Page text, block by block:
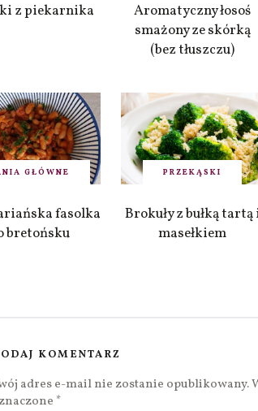
z piekarnika
Aromatyczny łosoś
smażony ze skórką
(bez tłuszczu)
GŁÓWNE
fasolka
bretońsku
PRZEKĄSKI
Brokuły z bułką tartą
masełkiem
KOMENTARZ
adres e-mail nie zostanie opublikowany.
*